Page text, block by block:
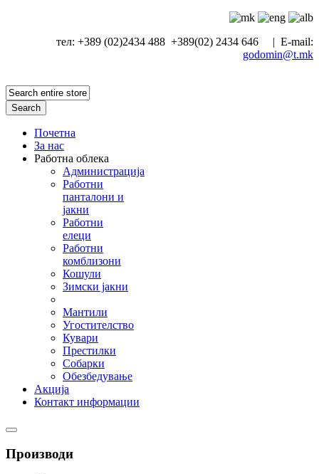
тел: +389 (02)2434 488 +389(02) 2434 646 | E-mail:
godomin@t.mk
Search
Почетна
За нас
Работна облека
Администрација
Работни
панталони и
јакни
Работни
елеци
Работни
комблизони
Кошули
Зимски јакни
Мантили
Угостителство
Кувари
Престилки
Собарки
Обезбедување
Акција
Контакт информации
Производи